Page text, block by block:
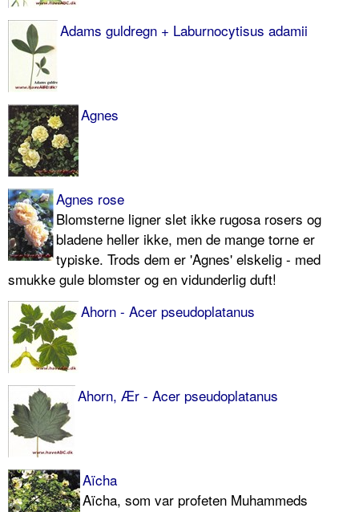
Adams guldregn + Laburnocytisus adamii
Agnes
Agnes rose
Blomsterne ligner slet ikke rugosa ro­sers og
bladene heller ikke, men de mange torne er
typiske. Trods dem er 'Agnes' elskelig - med
smukke gule blomster og en vidunderlig duft!
Ahorn - Acer pseudoplatanus
Ahorn, Ær - Acer pseudoplatanus
Aïcha
Aïcha, som var profeten Muhammeds